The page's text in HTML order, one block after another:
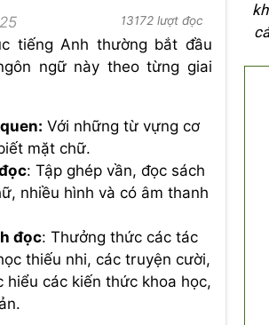
13172 lượt đọc
tiếng Anh thường bắt đầu
ngữ này theo từng giai
Với những từ vựng cơ
mặt chữ.
: Tập ghép vần, đọc sách
nhiều hình và có âm thanh
đọc: Thưởng thức các tác
thiếu nhi, các truyện cười,
hiểu các kiến thức khoa học,